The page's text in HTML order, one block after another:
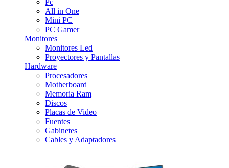
All in One
Mini PC
PC Gamer
Monitores
Monitores Led
Proyectores y Pantallas
Hardware
Procesadores
Motherboard
Memoria Ram
Discos
Placas de Video
Fuentes
Gabinetes
Cables y Adaptadores